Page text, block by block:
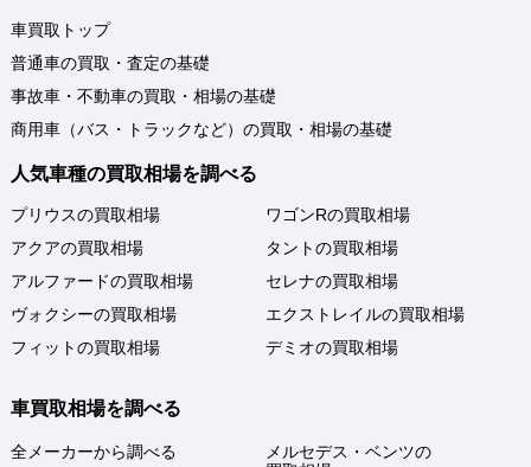
車買取トップ
普通車の買取・査定の基礎
事故車・不動車の買取・相場の基礎
商用車（バス・トラックなど）の買取・相場の基礎
人気車種の買取相場を調べる
プリウスの買取相場
アクアの買取相場
アルファードの買取相場
ヴォクシーの買取相場
フィットの買取相場
ワゴンRの買取相場
タントの買取相場
セレナの買取相場
エクストレイルの買取相場
デミオの買取相場
車買取相場を調べる
全メーカーから調べる
メルセデス・ベンツの